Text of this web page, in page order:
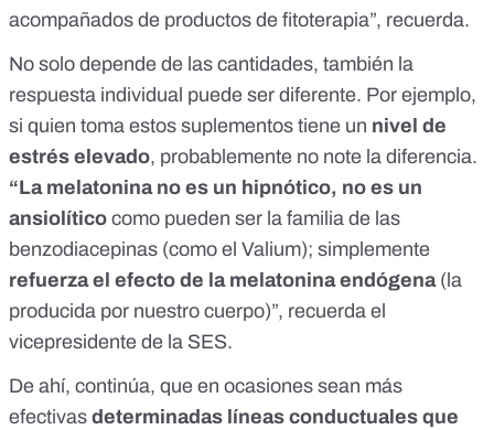
acompañados de productos de fitoterapia”, recuerda.
No solo depende de las cantidades, también la
respuesta individual puede ser diferente. Por ejemplo,
si quien toma estos suplementos tiene un nivel de
estrés elevado, probablemente no note la diferencia.
“La melatonina no es un hipnótico, no es un
ansiolítico como pueden ser la familia de las
benzodiacepinas (como el Valium); simplemente
refuerza el efecto de la melatonina endógena(la
producida por nuestro cuerpo)”, recuerda el
vicepresidente de la SES.
De ahí, continúa, que en ocasiones sean más
efectivas determinadas líneas conductuales que